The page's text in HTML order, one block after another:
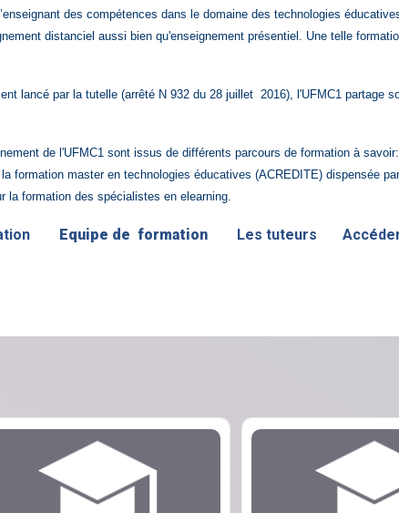
des compétences dans le domaine des technologies
distanciel aussi bien qu'enseignement présentiel. Une telle
lancé par la tutelle (arrêté N 932 du 28 juillet 2016), l'UFMC1 partage
de l'UFMC1 sont issus de différents parcours de formation à
la formation master en technologies éducatives (ACREDITE) dispensée
la formation des spécialistes en elearning.
Equipe de formation Les tuteurs